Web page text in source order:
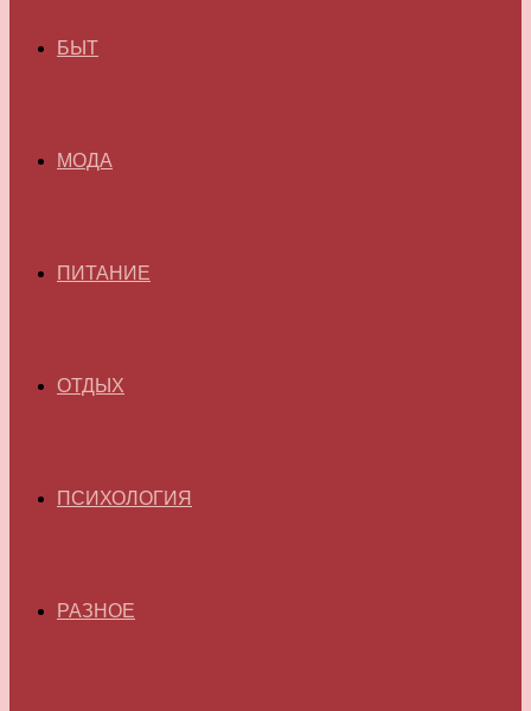
БЫТ
МОДА
ПИТАНИЕ
ОТДЫХ
ПСИХОЛОГИЯ
РАЗНОЕ